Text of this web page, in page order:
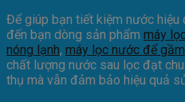
Để giúp bạn tiết kiệm nước hiệu
đến bạn dòng sản phẩm máy
nóng lạnh, máy lọc nước để gầm
chất lượng nước sau lọc đạt
thụ mà vẫn đảm bảo hiệu quả